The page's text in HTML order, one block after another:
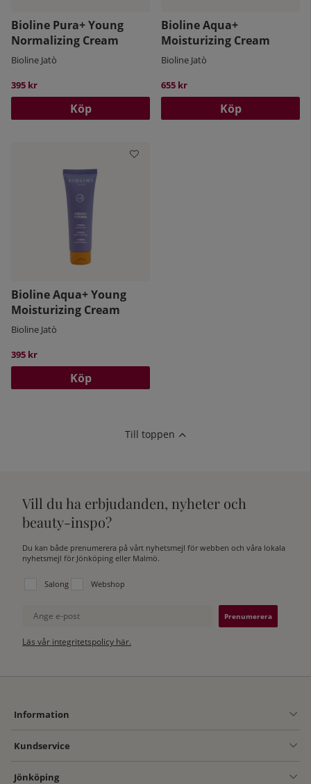
Bioline Pura+ Young
Normalizing Cream
Bioline Jatò
395 kr
Köp
Bioline Aqua+
Moisturizing Cream
Bioline Jatò
655 kr
Köp
Bioline Aqua+ Young
Moisturizing Cream
Bioline Jatò
395 kr
Köp
Till toppen
Vill du ha erbjudanden, nyheter och
beauty-inspo?
Du kan både prenumerera på vårt nyhetsmejl för webben och våra lokala
nyhetsmejl för Jönköping eller Malmö.
Välj vilken lista du vill prenumerera på:
Salong Webshop
Ange e-post
Läs vår integritetspolicy här.
Information
Kundservice
Jönköping